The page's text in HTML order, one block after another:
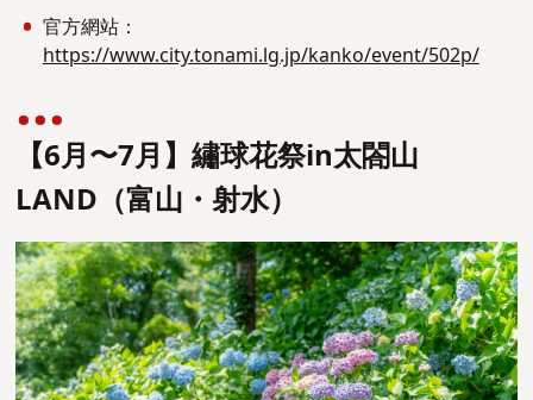
官方網站：
https://www.city.tonami.lg.jp/kanko/event/502p/
【6月〜7月】繡球花祭in太閤山
LAND（富山・射水）